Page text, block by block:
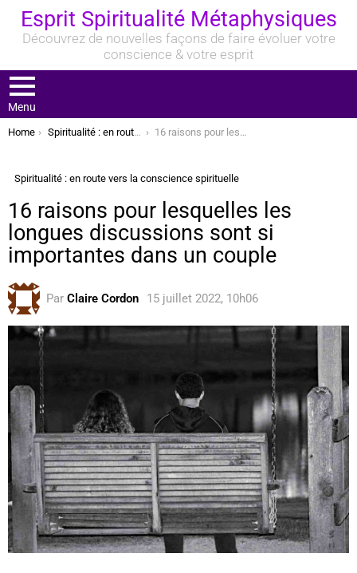
Esprit Spiritualité Métaphysiques
Découvrez de nouvelles façons de faire évoluer votre
conscience & votre esprit
Menu
You are here:
Home Spiritualité : en route vers la conscience spirituelle 16 raisons pour lesquelles les longues discussions sont si importantes dans un couple
Spiritualité : en route vers la conscience spirituelle
16 raisons pour lesquelles les
longues discussions sont si
importantes dans un couple
Par Claire Cordon 15 juillet 2022, 10h06